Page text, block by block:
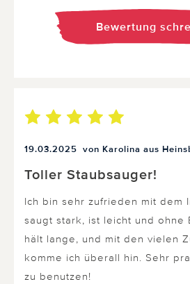
Bewertung
19.03.2025 von Karolina aus
Toller Staubsauger!
Ich bin sehr zufrieden mit dem
saugt stark, ist leicht und ohne
hält lange, und mit den vielen
komme ich überall hin. Sehr
zu benutzen!